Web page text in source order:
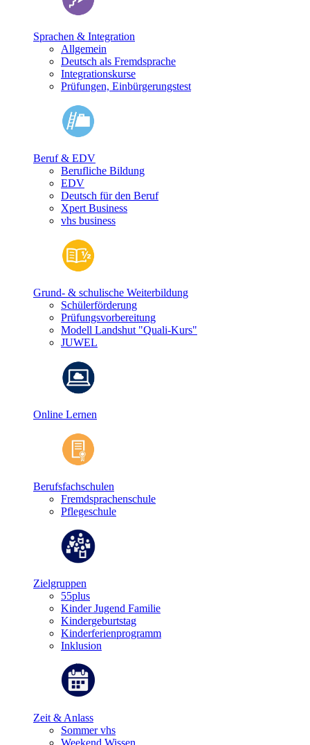
Sprachen & Integration
Allgemein
Deutsch als Fremdsprache
Integrationskurse
Prüfungen, Einbürgerungstest
Beruf & EDV
Berufliche Bildung
EDV
Deutsch für den Beruf
Xpert Business
vhs business
Grund- & schulische Weiterbildung
Schülerförderung
Prüfungsvorbereitung
Modell Landshut "Quali-Kurs"
JUWEL
Online Lernen
Berufsfachschulen
Fremdsprachenschule
Pflegeschule
Zielgruppen
55plus
Kinder Jugend Familie
Kindergeburtstag
Kinderferienprogramm
Inklusion
Zeit & Anlass
Sommer vhs
Weekend Wissen